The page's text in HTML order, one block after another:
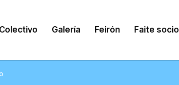
Galería Feirón Faite socio